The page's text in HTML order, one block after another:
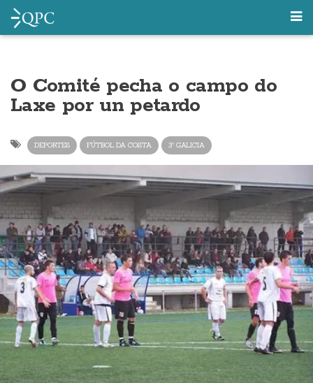
O Comité pecha o campo do
Laxe por un petardo
DEPORTES FÚTBOL DA COSTA 3ª GALICIA